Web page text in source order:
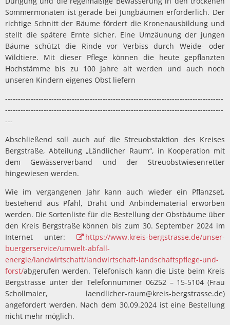
Sommermonaten ist gerade bei Jungbäumen erforderlich. Der
richtige Schnitt der Bäume fördert die Kronenausbildung und
stellt die spätere Ernte sicher. Eine Umzäunung der jungen
Bäume schützt die Rinde vor Verbiss durch Weide- oder
Wildtiere. Mit dieser Pflege können die heute gepflanzten
Hochstämme bis zu 100 Jahre alt werden und auch noch
unseren Kindern eigenes Obst liefern
-------------------------------------------------------------------------------------
-------------------------------------------------------------------------------------
---
Abschließend soll auch auf die Streuobstaktion des Kreises
Bergstraße, Abteilung „Ländlicher Raum“, in Kooperation mit
dem Gewässerverband und der Streuobstwiesenretter
hingewiesen werden.
Wie im vergangenen Jahr kann auch wieder ein Pflanzset,
bestehend aus Pfahl, Draht und Anbindematerial erworben
werden. Die Sortenliste für die Bestellung der Obstbäume über
den Kreis Bergstraße können bis zum 30. September 2024 im
Internet unter:
https://www.kreis-bergstrasse.de/unser-
buergerservice/umwelt-abfall-
energie/landwirtschaft/landwirtschaft-landschaftspflege-und-
forst/abgerufen werden. Telefonisch kann die Liste beim Kreis
Bergstrasse unter der Telefonnummer 06252 – 15-5104 (Frau
Schollmaier, laendlicher-raum@kreis-bergstrasse.de)
angefordert werden. Nach dem 30.09.2024 ist eine Bestellung
nicht mehr möglich.